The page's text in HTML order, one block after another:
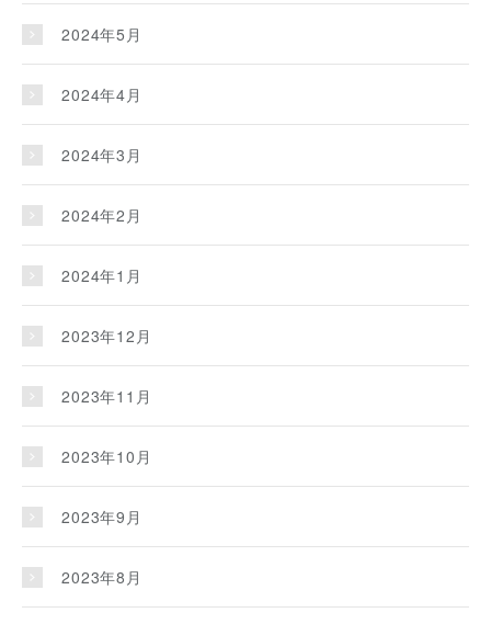
2024年5月
2024年4月
2024年3月
2024年2月
2024年1月
2023年12月
2023年11月
2023年10月
2023年9月
2023年8月